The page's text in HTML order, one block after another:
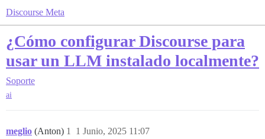
Discourse Meta
¿Cómo configurar Discourse para
usar un LLM instalado localmente?
Soporte
ai
meglio (Anton) 1 Junio, 2025 11:07
1